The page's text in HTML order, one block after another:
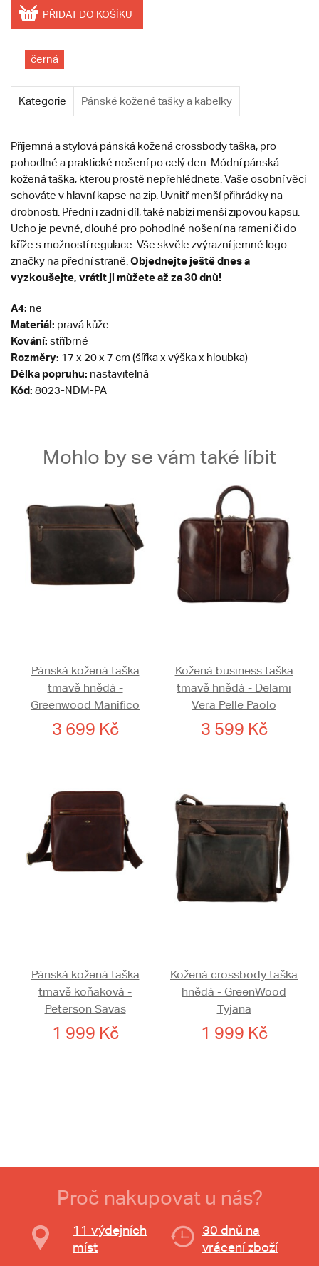
PŘIDAT DO KOŠÍKU
černá
Kategorie Pánské kožené tašky a kabelky
Příjemná a stylová pánská kožená crossbody taška, pro
pohodlné a praktické nošení po celý den. Módní pánská
kožená taška, kterou prostě nepřehlédnete. Vaše osobní věci
schováte v hlavní kapse na zip. Uvnitř menší přihrádky na
drobnosti. Přední i zadní díl, také nabízí menší zipovou kapsu.
Ucho je pevné, dlouhé pro pohodlné nošení na rameni či do
kříže s možností regulace. Vše skvěle zvýrazní jemné logo
značky na přední straně. Objednejte ještě dnes a
vyzkoušejte, vrátit ji můžete až za 30 dnů!
A4: ne
Materiál: pravá kůže
Kování: stříbrné
Rozměry: 17 x 20 x 7 cm (šířka x výška x hloubka)
Délka popruhu: nastavitelná
Kód: 8023-NDM-PA
Mohlo by se vám také líbit
Pánská kožená taška
tmavě hnědá -
Greenwood Manifico
3 699 Kč
Kožená business taška
tmavě hnědá - Delami
Vera Pelle Paolo
3 599 Kč
Pánská kožená taška
tmavě koňaková -
Peterson Savas
1 999 Kč
Kožená crossbody taška
hnědá - GreenWood
Tyjana
1 999 Kč
Proč nakupovat u nás?
11 výdejních
míst
30 dnů na
vrácení zboží